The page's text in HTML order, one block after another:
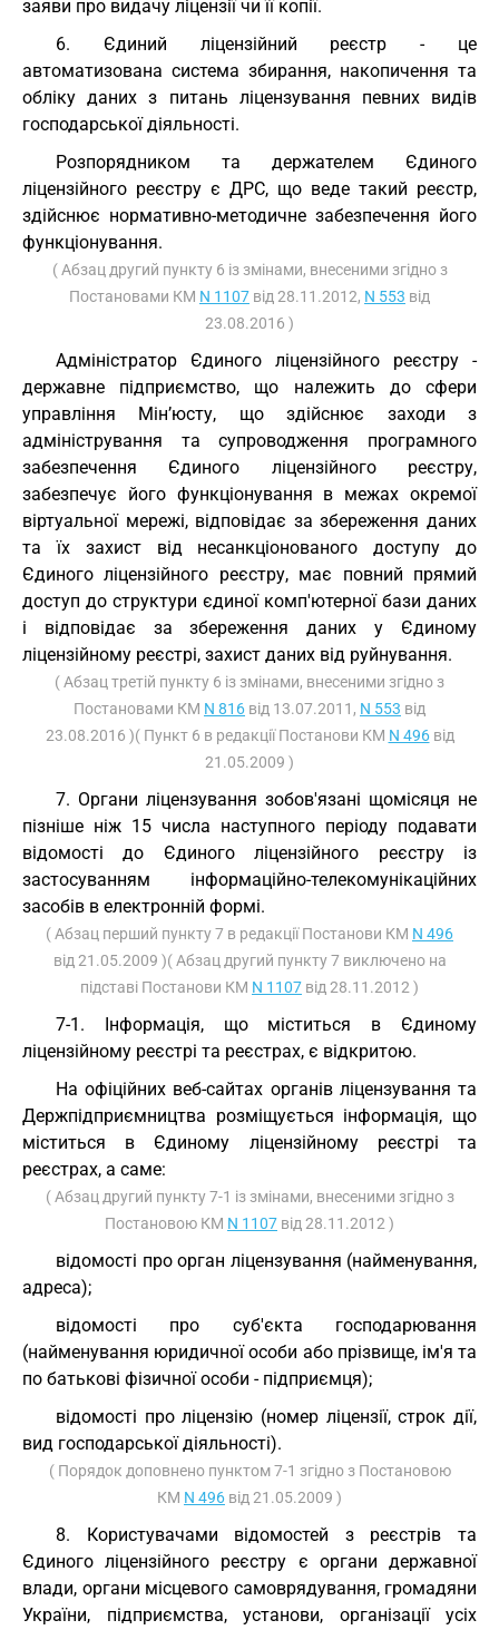
заяви про видачу ліцензії чи її копії.
6. Єдиний ліцензійний реєстр - це
автоматизована система збирання, накопичення та
обліку даних з питань ліцензування певних видів
господарської діяльності.
Розпорядником та держателем Єдиного
ліцензійного реєстру є ДРС, що веде такий реєстр,
здійснює нормативно-методичне забезпечення його
функціонування.
( Абзац другий пункту 6 із змінами, внесеними згідно з
Постановами КМ N 1107 від 28.11.2012, N 553 від
23.08.2016 )
Адміністратор Єдиного ліцензійного реєстру -
державне підприємство, що належить до сфери
управління Мін’юсту, що здійснює заходи з
адміністрування та супроводження програмного
забезпечення Єдиного ліцензійного реєстру,
забезпечує його функціонування в межах окремої
віртуальної мережі, відповідає за збереження даних
та їх захист від несанкціонованого доступу до
Єдиного ліцензійного реєстру, має повний прямий
доступ до структури єдиної комп'ютерної бази даних
і відповідає за збереження даних у Єдиному
ліцензійному реєстрі, захист даних від руйнування.
( Абзац третій пункту 6 із змінами, внесеними згідно з
Постановами КМ N 816 від 13.07.2011, N 553 від
23.08.2016 )( Пункт 6 в редакції Постанови КМ N 496від
21.05.2009 )
7. Органи ліцензування зобов'язані щомісяця не
пізніше ніж 15 числа наступного періоду подавати
відомості до Єдиного ліцензійного реєстру із
застосуванням інформаційно-телекомунікаційних
засобів в електронній формі.
( Абзац перший пункту 7 в редакції Постанови КМ N 496
від 21.05.2009 )( Абзац другий пункту 7 виключено на
підставі Постанови КМ N 1107 від 28.11.2012 )
7-1. Інформація, що міститься в Єдиному
ліцензійному реєстрі та реєстрах, є відкритою.
На офіційних веб-сайтах органів ліцензування та
Держпідприємництва розміщується інформація, що
міститься в Єдиному ліцензійному реєстрі та
реєстрах, а саме:
( Абзац другий пункту 7-1 із змінами, внесеними згідно з
Постановою КМ N 1107 від 28.11.2012 )
відомості про орган ліцензування (найменування,
адреса);
відомості про суб'єкта господарювання
(найменування юридичної особи або прізвище, ім'я та
по батькові фізичної особи - підприємця);
відомості про ліцензію (номер ліцензії, строк дії,
вид господарської діяльності).
( Порядок доповнено пунктом 7-1 згідно з Постановою
КМ N 496 від 21.05.2009 )
8. Користувачами відомостей з реєстрів та
Єдиного ліцензійного реєстру є органи державної
влади, органи місцевого самоврядування, громадяни
України, підприємства, установи, організації усіх